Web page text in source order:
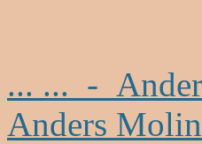
... ... -
Anders